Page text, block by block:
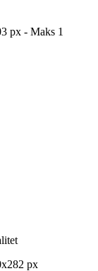
px - Maks 1
px